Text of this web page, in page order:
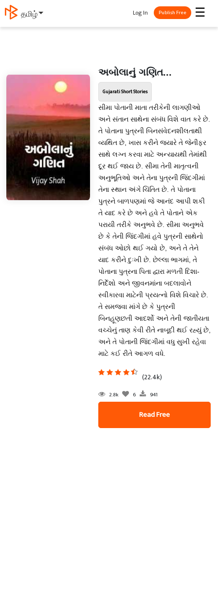
தமிழ் ☰
Log In Publish Free
અબોલાનું ગણિત...
Gujarati Short Stories
સીમા પોતાની માતા તરીકેની લાગણીઓ
અને સંતાન સાથેના સંબંધ વિશે વાત કરે છે.
તે પોતાના પુત્રની બિનસંવેદનશીલતાથી
વ્યથિત છે, ખાસ કરીને જ્યારે તે જેનીફર
સાથે લગ્ન કરવા માટે અન્યાયથી તેમાંથી
દૂર થઈ જાય છે. સીમા તેની માતૃત્વની
અનુભૂતિઓ અને તેના પુત્રની જિંદગીમાં
તેના સ્થાન અંગે ચિંતિત છે. તે પોતાના
પુત્રને બાળપણમાં જે આનંદ આપી શકી
તે યાદ કરે છે અને હવે તે પોતાને એક
પરાયી તરીકે અનુભવે છે. સીમા અનુભવે
છે કે તેની જિંદગીમાં હવે પુત્રની સાથેનો
સંબંધ ઓછો થઈ ગયો છે, અને તે તેને
યાદ કરીને દુઃખી છે. છેલ્લા ભાગમાં, તે
પોતાના પુત્રના પિતા દ્વારા મળતી દિશા-
નિર્દેશો અને જીવનમાંના બદલાવોને
સ્વીકારવા માટેની પ્રયત્નો વિશે વિચારે છે.
તે સમજવા માંગે છે કે પુત્રની
બિનહૂણછતી આદર્શો અને તેની જાતીયતા
વચ્ચેનું તાણ કેવી રીતે નાબૂદી થઈ રહ્યું છે,
અને તે પોતાની જિંદગીમાં વધુ સુખી રહેવા
માટે કઈ રીતે આગળ વધે.
(22.4k)
2.8k 6 941
Read Free